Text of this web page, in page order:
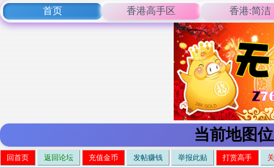
首页 香港高手区 香港:简洁
当前地图
回首页 返回论坛 充值金币 发帖赚钱 举报此贴 打赏高手